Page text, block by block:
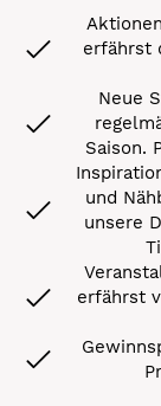
erfährst
Neue
Saison.
und
unsere
erfährst